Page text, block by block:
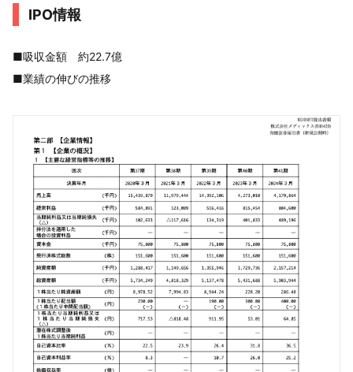
IPO情報
■吸収金額 約22.7億
■業績の伸びの推移